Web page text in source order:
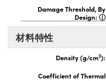
Damage Threshold, By
Design:
材料特性
Density (g/cm3):
Coefficient of Thermal